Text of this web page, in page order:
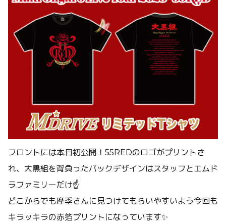
フロントには本日初公開！55REDのロゴがプリントさ
れ、大黒組を背負ったバックデザインはスタッフとエムド
ラファミリーだけ☝️
どこからでも摩季さんに見つけてもらいやすいよう今回も
キラッキラの赤箔プリントになっています✨